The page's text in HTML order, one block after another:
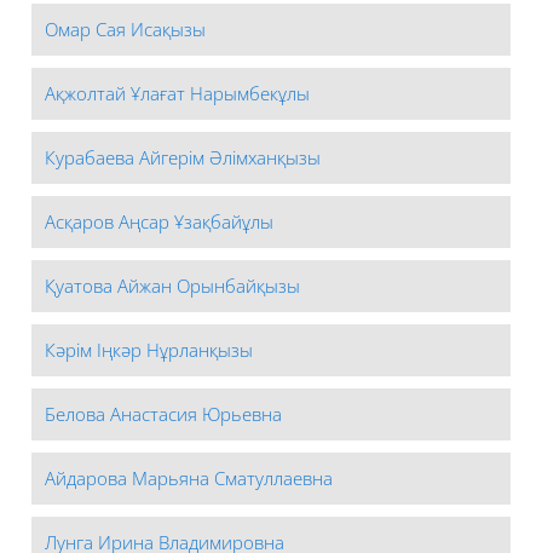
Омар Сая Исақызы
Ақжолтай Ұлағат Нарымбекұлы
Курабаева Айгерім Әлімханқызы
Асқаров Аңсар Ұзақбайұлы
Қуатова Айжан Орынбайқызы
Кәрім Іңкәр Нұрланқызы
Белова Анастасия Юрьевна
Айдарова Марьяна Сматуллаевна
Лунга Ирина Владимировна